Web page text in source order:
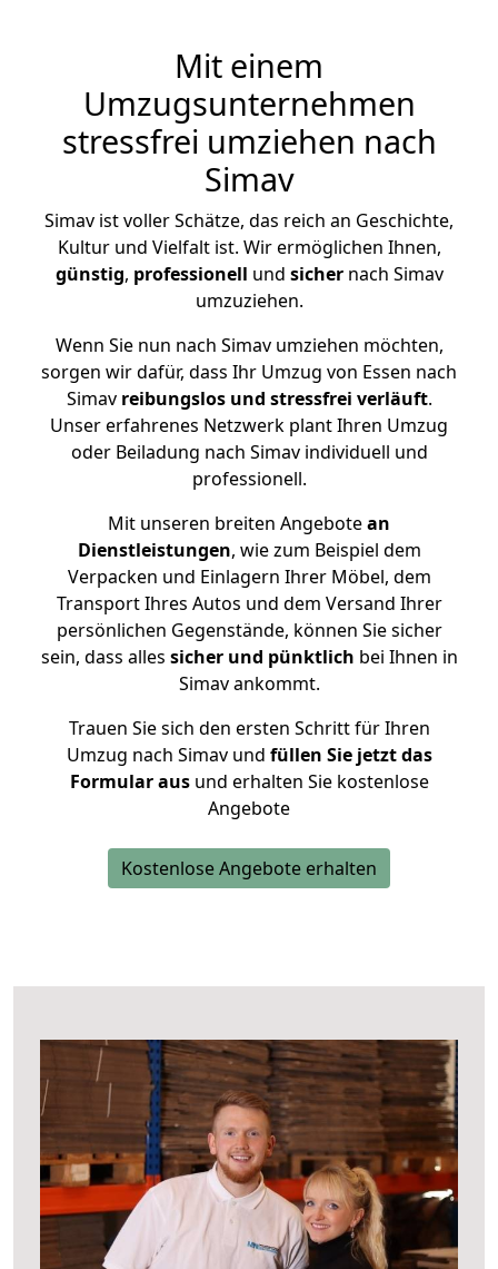
Mit einem
Umzugsunternehmen
stressfrei umziehen nach
Simav
Simav ist voller Schätze, das reich an Geschichte,
Kultur und Vielfalt ist. Wir ermöglichen Ihnen,
günstig, professionell und sichernach Simav
umzuziehen.
Wenn Sie nun nach Simav umziehen möchten,
sorgen wir dafür, dass Ihr Umzug von Essen nach
Simav reibungslos und stressfrei verläuft.
Unser erfahrenes Netzwerk plant Ihren Umzug
oder Beiladung nach Simav individuell und
professionell.
Mit unseren breiten Angebotean
Dienstleistungen, wie zum Beispiel dem
Verpacken und Einlagern Ihrer Möbel, dem
Transport Ihres Autos und dem Versand Ihrer
persönlichen Gegenstände, können Sie sicher
sein, dass alles sicher und pünktlich bei Ihnen in
Simav ankommt.
Trauen Sie sich den ersten Schritt für Ihren
Umzug nach Simav und füllen Sie jetzt das
Formular ausund erhalten Sie kostenlose
Angebote
Kostenlose Angebote erhalten